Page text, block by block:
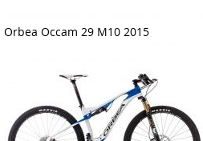
Orbea Occam 29 M10 2015